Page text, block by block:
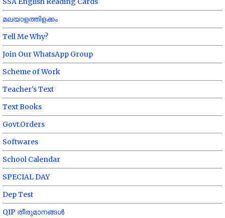
മലയാളത്തിളക്കം
Tell Me Why?
Join Our WhatsApp Group
Scheme of Work
Teacher's Text
Text Books
Govt.Orders
Softwares
School Calendar
SPECIAL DAY
Dep Test
QIP തീരുമാനങ്ങൾ